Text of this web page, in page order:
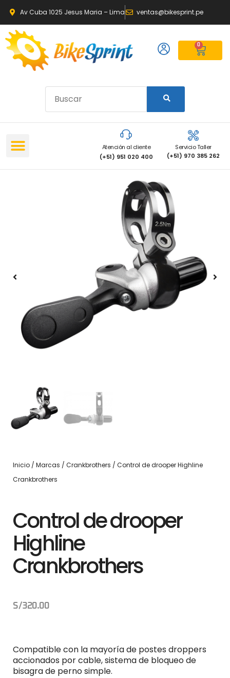
Av Cuba 1025 Jesus Maria – Lima ventas@bikesprint.pe
0
Atención al cliente
(+51) 951 020 400
Servicio Taller
(+51) 970 385 262
Inicio / Marcas / Crankbrothers / Control de drooper Highline
Crankbrothers
Control de drooper
Highline
Crankbrothers
S/320.00
Compatible con la mayoría de postes droppers
accionados por cable, sistema de bloqueo de
bisagra de perno simple.